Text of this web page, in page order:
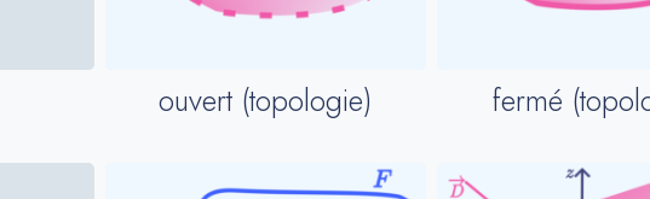
ouvert (topologie) fermé